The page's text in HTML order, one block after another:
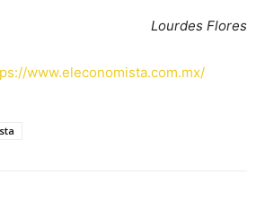
Lourdes Flores
www.eleconomista.com.mx/